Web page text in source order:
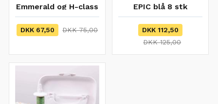
Emmerald og H-class
serien 10 stk
DKK 67,50 DKK 75,00
EPIC blå 8 stk
DKK 112,50
DKK 125,00